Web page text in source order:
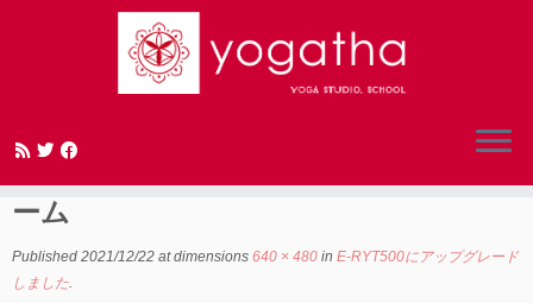
content
ーム
Published 2021/12/22 at dimensions 640 × 480 in E-RYT500にアップグレード
しました.